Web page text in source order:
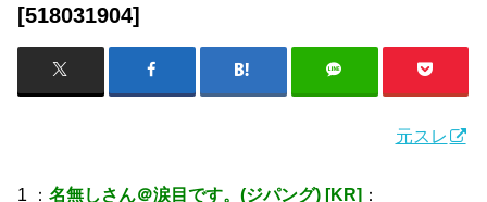
[518031904]
元スレ
1 ：名無しさん＠涙目です。(ジパング) [KR] ：